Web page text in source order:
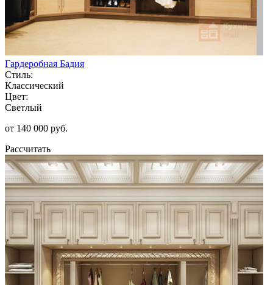
Гардеробная Бадия
Стиль:
Классический
Цвет:
Светлый
от 140 000 руб.
Рассчитать